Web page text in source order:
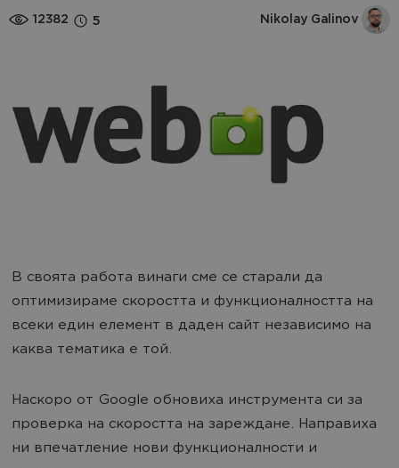
12382 5 Nikolay Galinov
В своята работа винаги сме се старали да
оптимизираме скоростта и функционалността на
всеки един елемент в даден сайт независимо на
каква тематика е той.
Наскоро от Google обновиха инструмента си за
проверка на скоростта на зареждане. Направиха
ни впечатление нови функционалности и